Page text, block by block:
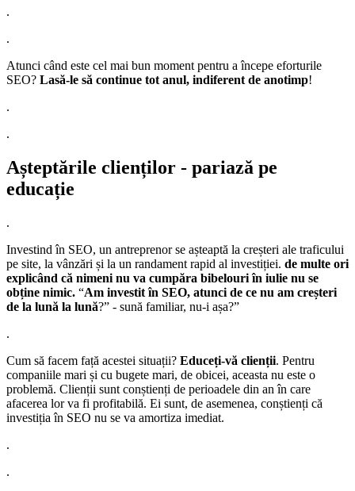
.
.
Atunci când este cel mai bun moment pentru a începe eforturile
SEO? Lasă-le să continue tot anul, indiferent de anotimp!
.
.
Așteptările clienților - pariază pe
educație
.
Investind în SEO, un antreprenor se așteaptă la creșteri ale traficului
pe site, la vânzări și la un randament rapid al investiției. de multe ori
explicând că nimeni nu va cumpăra bibelouri în iulie nu se
obține nimic. “Am investit în SEO, atunci de ce nu am creșteri
de la lună la lună?” - sună familiar, nu-i așa?”
.
Cum să facem față acestei situații? Educeți-vă clienții. Pentru
companiile mari și cu bugete mari, de obicei, aceasta nu este o
problemă. Clienții sunt conștienți de perioadele din an în care
afacerea lor va fi profitabilă. Ei sunt, de asemenea, conștienți că
investiția în SEO nu se va amortiza imediat.
.
.